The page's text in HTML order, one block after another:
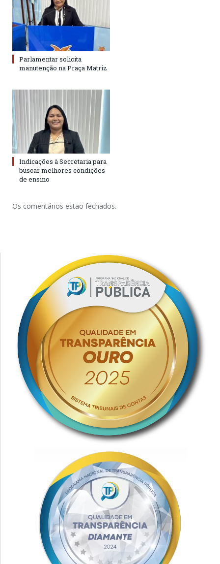
Parlamentar solicita
manutenção na Praça Matriz
Indicações à Secretaria para
buscar melhores condições
de ensino
Os comentários estão fechados.